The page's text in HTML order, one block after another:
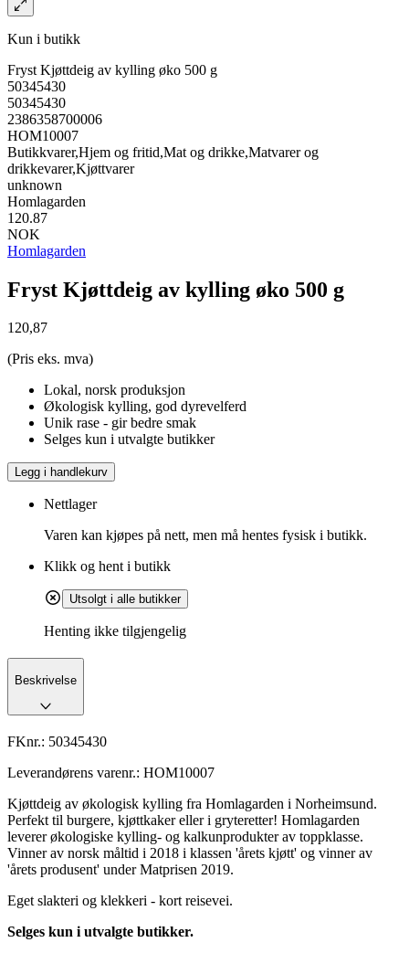
Kun i butikk
Fryst Kjøttdeig av kylling øko 500 g
50345430
50345430
2386358700006
HOM10007
Butikkvarer,Hjem og fritid,Mat og drikke,Matvarer og
drikkevarer,Kjøttvarer
unknown
Homlagarden
120.87
NOK
Homlagarden
Fryst Kjøttdeig av kylling øko 500 g
120,87
(Pris eks. mva)
Lokal, norsk produksjon
Økologisk kylling, god dyrevelferd
Unik rase - gir bedre smak
Selges kun i utvalgte butikker
Legg i handlekurv
Nettlager
Varen kan kjøpes på nett, men må hentes fysisk i butikk.
Klikk og hent i butikk
Utsolgt i alle butikker
Henting ikke tilgjengelig
Beskrivelse
FKnr.: 50345430
Leverandørens varenr.: HOM10007
Kjøttdeig av økologisk kylling fra Homlagarden i Norheimsund.
Perfekt til burgere, kjøttkaker eller i gryteretter! Homlagarden
leverer økologiske kylling- og kalkunprodukter av toppklasse.
Vinner av norsk måltid i 2018 i klassen 'årets kjøtt' og vinner av
'årets produsent' under Matprisen 2019.
Eget slakteri og klekkeri - kort reisevei.
Selges kun i utvalgte butikker.